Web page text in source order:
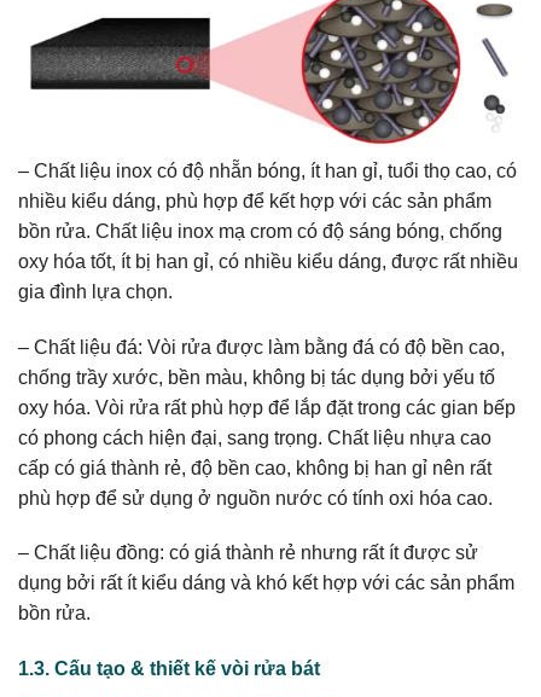
– Chất liệu inox có độ nhẵn bóng, ít han gỉ, tuổi thọ cao, có
nhiều kiểu dáng, phù hợp để kết hợp với các sản phẩm
bồn rửa. Chất liệu inox mạ crom có độ sáng bóng, chống
oxy hóa tốt, ít bị han gỉ, có nhiều kiểu dáng, được rất nhiều
gia đình lựa chọn.
– Chất liệu đá: Vòi rửa được làm bằng đá có độ bền cao,
chống trầy xước, bền màu, không bị tác dụng bởi yếu tố
oxy hóa. Vòi rửa rất phù hợp để lắp đặt trong các gian bếp
có phong cách hiện đại, sang trọng. Chất liệu nhựa cao
cấp có giá thành rẻ, độ bền cao, không bị han gỉ nên rất
phù hợp để sử dụng ở nguồn nước có tính oxi hóa cao.
– Chất liệu đồng: có giá thành rẻ nhưng rất ít được sử
dụng bởi rất ít kiểu dáng và khó kết hợp với các sản phẩm
bồn rửa.
1.3. Cấu tạo & thiết kế vòi rửa bát